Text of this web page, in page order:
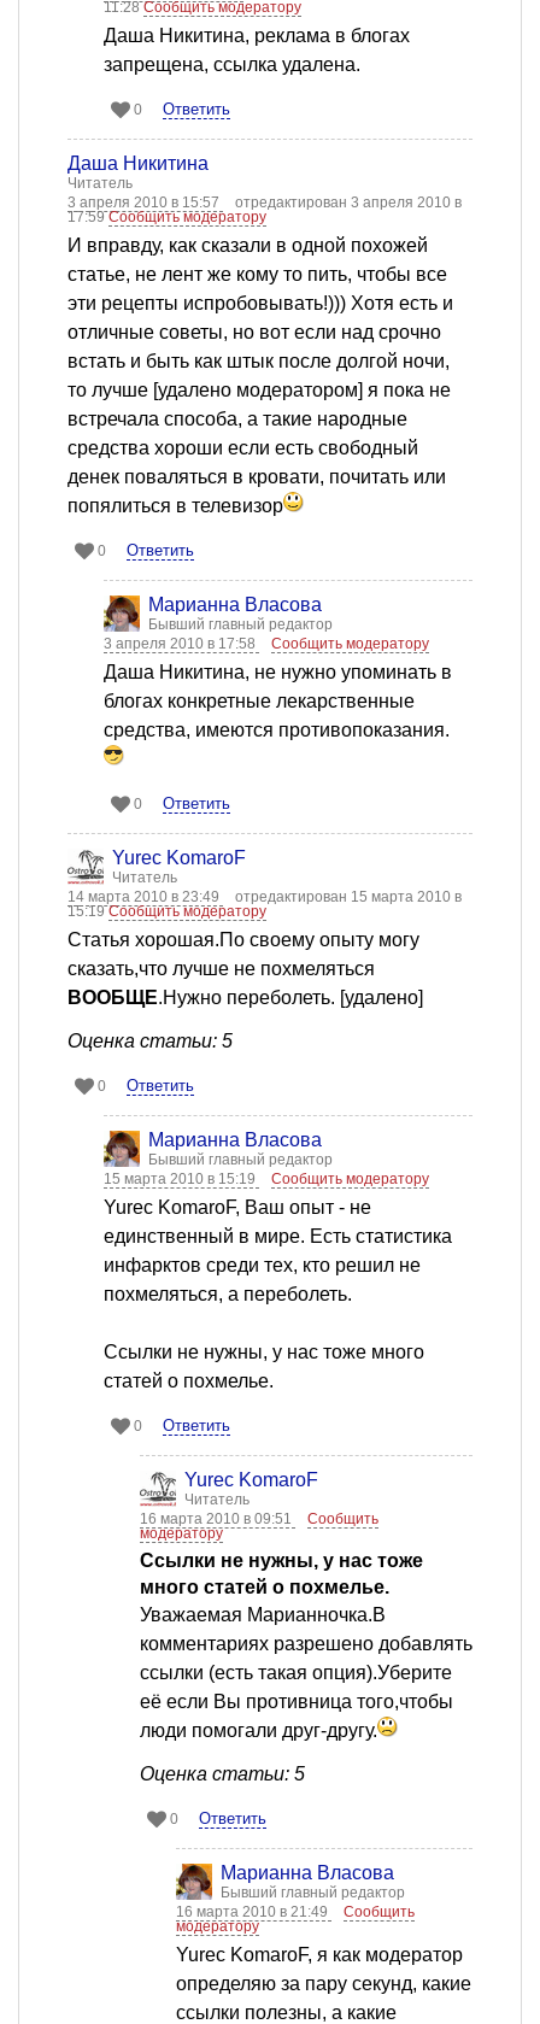
11:28Сообщить модератору
Даша Никитина, реклама в блогах
запрещена, ссылка удалена.
0 Ответить
Даша Никитина
Читатель
3 апреля 2010 в 15:57
отредактирован 3 апреля 2010 в
17:59Сообщить модератору
И вправду, как сказали в одной похожей
статье, не лент же кому то пить, чтобы все
эти рецепты испробовывать!))) Хотя есть и
отличные советы, но вот если над срочно
встать и быть как штык после долгой ночи,
то лучше [удалено модератором] я пока не
встречала способа, а такие народные
средства хороши если есть свободный
денек поваляться в кровати, почитать или
попялиться в телевизор
0 Ответить
Марианна Власова
Бывший главный редактор
3 апреля 2010 в 17:58
Сообщить модератору
Даша Никитина, не нужно упоминать в
блогах конкретные лекарственные
средства, имеются противопоказания.
0 Ответить
Yurec KomaroF
Читатель
14 марта 2010 в 23:49
отредактирован 15 марта 2010 в
15:19Сообщить модератору
Статья хорошая.По своему опыту могу
сказать,что лучше не похмеляться
ВООБЩЕ.Нужно переболеть. [удалено]
Оценка статьи: 5
0 Ответить
Марианна Власова
Бывший главный редактор
15 марта 2010 в 15:19
Сообщить модератору
Yurec KomaroF, Ваш опыт - не
единственный в мире. Есть статистика
инфарктов среди тех, кто решил не
похмеляться, а переболеть.
Ссылки не нужны, у нас тоже много
статей о похмелье.
0 Ответить
Yurec KomaroF
Читатель
16 марта 2010 в 09:51
Сообщить
модератору
Ссылки не нужны, у нас тоже
много статей о похмелье.
Уважаемая Марианночка.В
комментариях разрешено добавлять
ссылки (есть такая опция).Уберите
её если Вы противница того,чтобы
люди помогали друг-другу.
Оценка статьи: 5
0 Ответить
Марианна Власова
Бывший главный редактор
16 марта 2010 в 21:49
Сообщить
модератору
Yurec KomaroF, я как модератор
определяю за пару секунд, какие
ссылки полезны, а какие